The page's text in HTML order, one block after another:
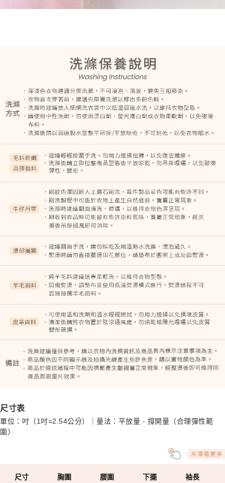
尺寸表
單位：吋（1吋=2.54公分）｜量法：平放量 - 撐開量（合理彈性範
圍）
尺寸 胸圍 腰圍 下擺 袖長